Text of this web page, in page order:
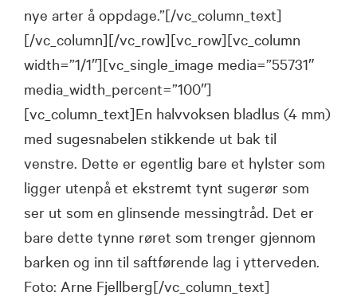
nye arter å oppdage.”[/vc_column_text]
[/vc_column][/vc_row][vc_row][vc_column
width=”1/1″][vc_single_image media=”55731″
media_width_percent=”100″]
[vc_column_text]En halvvoksen bladlus (4 mm)
med sugesnabelen stikkende ut bak til
venstre. Dette er egentlig bare et hylster som
ligger utenpå et ekstremt tynt sugerør som
ser ut som en glinsende messingtråd. Det er
bare dette tynne røret som trenger gjennom
barken og inn til saftførende lag i ytterveden.
Foto: Arne Fjellberg[/vc_column_text]